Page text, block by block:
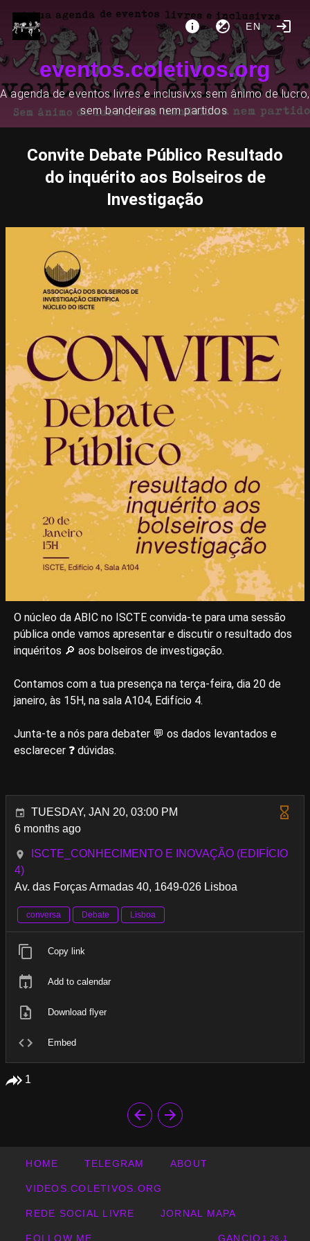
EN
eventos.coletivos.org
A agenda de eventos livres e inclusivxs sem ânimo de lucro,
sem bandeiras nem partidos.
Convite Debate Público Resultado
do inquérito aos Bolseiros de
Investigação
O núcleo da ABIC no ISCTE convida-te para uma sessão
pública onde vamos apresentar e discutir o resultado dos
inquéritos 🔎 aos bolseiros de investigação.
Contamos com a tua presença na terça-feira, dia 20 de
janeiro, às 15H, na sala A104, Edifício 4.
Junta-te a nós para debater 💬 os dados levantados e
esclarecer ❓ dúvidas.
TUESDAY, JAN 20, 03:00 PM
6 months ago
ISCTE_CONHECIMENTO E INOVAÇÃO (EDIFÍCIO
4)
Av. das Forças Armadas 40, 1649-026 Lisboa
conversa Debate Lisboa
Copy link
Add to calendar
Download flyer
Embed
1
HOME TELEGRAM ABOUT
VIDEOS.COLETIVOS.ORG
REDE SOCIAL LIVRE JORNAL MAPA
FOLLOW ME GANCIO 1.26.1